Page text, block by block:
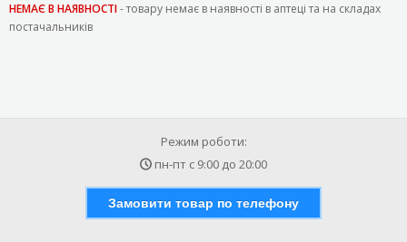
НЕМАЄ В НАЯВНОСТІ- товару немає в наявності в аптеці та на складах
постачальників
Режим роботи:
пн-пт с 9:00 до 20:00
Замовити товар по телефону